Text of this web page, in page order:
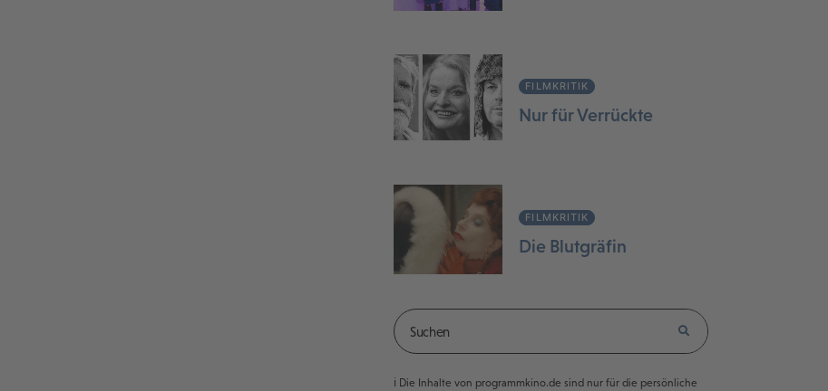
FILMKRITIK
Nur für Verrückte
FILMKRITIK
Die Blutgräfin
ℹ️ Die Inhalte von programmkino.de sind nur für die persönliche